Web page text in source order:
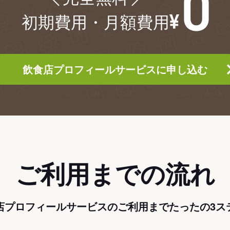
初期費用・月額費用
飲食店プロフィールサービスに申し込む
ご利用までの流れ
プロフィールサービスのご利用までたったの3ス